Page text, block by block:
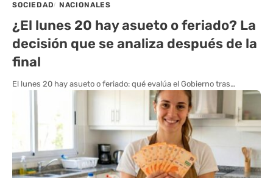
SOCIEDAD NACIONALES
¿El lunes 20 hay asueto o feriado? La
decisión que se analiza después de la
final
El lunes 20 hay asueto o feriado: qué evalúa el Gobierno tras…